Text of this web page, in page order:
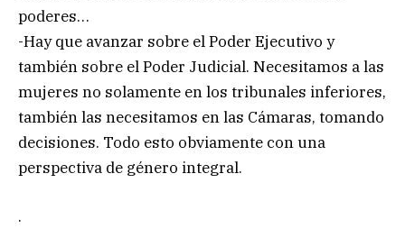
poderes…
-Hay que avanzar sobre el Poder Ejecutivo y
también sobre el Poder Judicial. Necesitamos a las
mujeres no solamente en los tribunales inferiores,
también las necesitamos en las Cámaras, tomando
decisiones. Todo esto obviamente con una
perspectiva de género integral.
.